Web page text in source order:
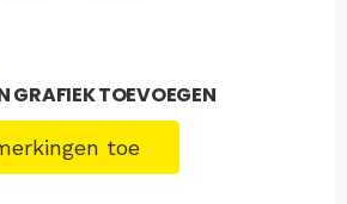
GRAFIEK TOEVOEGEN
toe